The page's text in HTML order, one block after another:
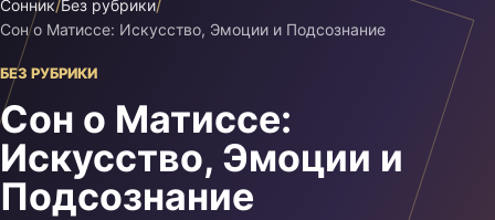
Сонник/Без рубрики/
Сон о Матиссе: Искусство, Эмоции и Подсознание
БЕЗ РУБРИКИ
Сон о Матиссе:
Искусство, Эмоции и
Подсознание